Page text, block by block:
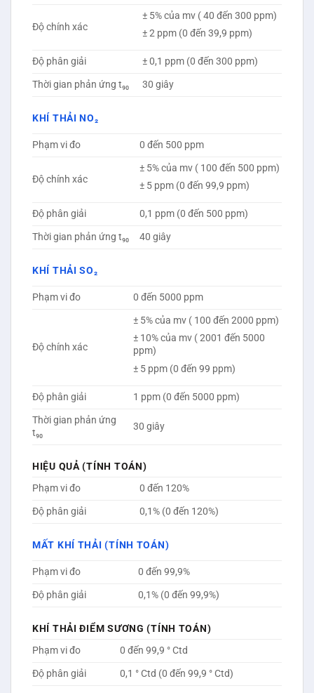
Độ chính xác
± 5% của mv ( 40 đến 300 ppm)
± 2 ppm (0 đến 39,9 ppm)
Độ phân giải
± 0,1 ppm (0 đến 300 ppm)
Thời gian phản ứng t₉₀
30 giây
KHÍ THẢI NO₂
Phạm vi đo 0 đến 500 ppm
Độ chính xác
± 5% của mv ( 100 đến 500 ppm)
± 5 ppm (0 đến 99,9 ppm)
Độ phân giải
0,1 ppm (0 đến 500 ppm)
Thời gian phản ứng t₉₀
40 giây
KHÍ THẢI SO₂
Phạm vi đo 0 đến 5000 ppm
Độ chính xác
± 5% của mv ( 100 đến 2000 ppm)
± 10% của mv ( 2001 đến 5000
ppm)
± 5 ppm (0 đến 99 ppm)
Độ phân giải
1 ppm (0 đến 5000 ppm)
Thời gian phản ứng
t₉₀
30 giây
HIỆU QUẢ (TÍNH TOÁN)
Phạm vi đo
0 đến 120%
Độ phân giải
0,1% (0 đến 120%)
MẤT KHÍ THẢI (TÍNH TOÁN)
Phạm vi đo
0 đến 99,9%
Độ phân giải
0,1% (0 đến 99,9%)
KHÍ THẢI ĐIỂM SƯƠNG (TÍNH TOÁN)
Phạm vi đo
0 đến 99,9 ° Ctd
Độ phân giải
0,1 ° Ctd (0 đến 99,9 ° Ctd)